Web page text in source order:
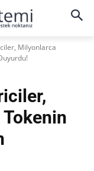
Milyonlarca